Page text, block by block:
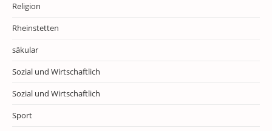
Religion
Rheinstetten
säkular
Sozial und Wirtschaftlich
Sozial und Wirtschaftlich
Sport